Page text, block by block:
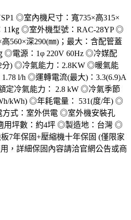
◎室內機尺寸：寬735×高315×
11㎏ ◎室外機型號：RAC-28YP ◎
560×深290(㎜)；最大：含配管蓋
◎電源：1φ 220V 60Hz ◎冷媒配
分) ◎冷氣能力：2.8KW ◎暖氣能
l/h ◎運轉電流(最大)：3.3(6.9)A
冷氣能力： 2.8 kW ◎冷氣季節
kWh) ◎年耗電量： 531(度/年) ◎
式：室外供電 ◎室外機安裝孔
用坪數：約4坪 ◎製造地：台灣 ◎
7年保固+壓縮機十年保固 (僅限家
，詳細保固內容請洽官網公告或商